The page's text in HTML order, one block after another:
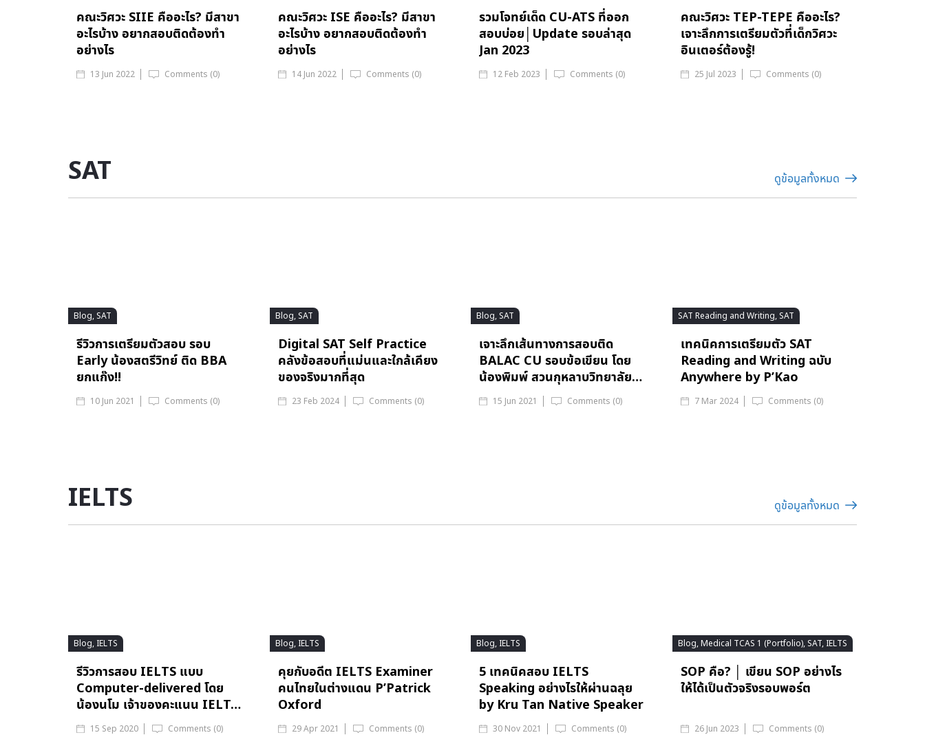
คณะวิศวะ SIIE คืออะไร? มีสาขา
อะไรบ้าง อยากสอบติดต้องทำ
อย่างไร
13 Jun 2022 Comments (0)
คณะวิศวะ ISE คืออะไร? มีสาขา
อะไรบ้าง อยากสอบติดต้องทำ
อย่างไร
14 Jun 2022 Comments (0)
รวมโจทย์เด็ด CU-ATS ที่ออก
สอบบ่อย│Update รอบล่าสุด
Jan 2023
12 Feb 2023 Comments (0)
คณะวิศวะ TEP-TEPE คืออะไร?
เจาะลึกการเตรียมตัวที่เด็กวิศวะ
อินเตอร์ต้องรู้!
25 Jul 2023 Comments (0)
SAT ดูข้อมูลทั้งหมด
Blog, SAT
รีวิวการเตรียมตัวสอบ รอบ
Early น้องสตรีวิทย์ ติด BBA
ยกแก๊ง!!
10 Jun 2021 Comments (0)
Blog, SAT
Digital SAT Self Practice
คลังข้อสอบที่แม่นและใกล้เคียง
ของจริงมากที่สุด
23 Feb 2024 Comments (0)
Blog, SAT
เจาะลึกเส้นทางการสอบติด
BALAC CU รอบข้อเขียน โดย
น้องพิมพ์ สวนกุหลาบวิทยาลัย…
15 Jun 2021 Comments (0)
SAT Reading and Writing, SAT
เทคนิคการเตรียมตัว SAT
Reading and Writing ฉบับ
Anywhere by P’Kao
7 Mar 2024 Comments (0)
IELTS ดูข้อมูลทั้งหมด
Blog, IELTS
รีวิวการสอบ IELTS แบบ
Computer-delivered โดย
น้องนโม เจ้าของคะแนน IELT…
15 Sep 2020 Comments (0)
Blog, IELTS
คุยกับอดีต IELTS Examiner
คนไทยในต่างแดน P’Patrick
Oxford
29 Apr 2021 Comments (0)
Blog, IELTS
5 เทคนิคสอบ IELTS
Speaking อย่างไรให้ผ่านฉลุย
by Kru Tan Native Speaker
30 Nov 2021 Comments (0)
Blog, Medical TCAS 1 (Portfolio), SAT, IELTS
SOP คือ? │ เขียน SOP อย่างไร
ให้ได้เป็นตัวจริงรอบพอร์ต
26 Jun 2023 Comments (0)